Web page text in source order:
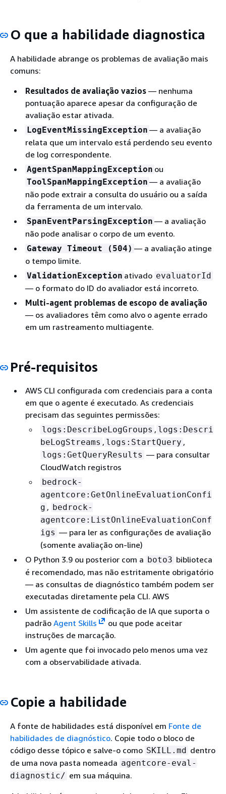
O que a habilidade diagnostica
A habilidade abrange os problemas de avaliação mais
comuns:
Resultados de avaliação vazios — nenhuma
pontuação aparece apesar da configuração de
avaliação estar ativada.
LogEventMissingException — a avaliação
relata que um intervalo está perdendo seu evento
de log correspondente.
AgentSpanMappingException ou
ToolSpanMappingException — a avaliação
não pode extrair a consulta do usuário ou a saída
da ferramenta de um intervalo.
SpanEventParsingException — a avaliação
não pode analisar o corpo de um evento.
Gateway Timeout (504) — a avaliação atinge
o tempo limite.
ValidationException ativado evaluatorId
— o formato do ID do avaliador está incorreto.
Multi-agent problemas de escopo de avaliação
— os avaliadores têm como alvo o agente errado
em um rastreamento multiagente.
Pré-requisitos
AWS CLI configurada com credenciais para a conta
em que o agente é executado. As credenciais
precisam das seguintes permissões:
logs:DescribeLogGroups , logs:Descri
beLogStreams , logs:StartQuery ,
logs:GetQueryResults — para consultar
CloudWatch registros
bedrock-
agentcore:GetOnlineEvaluationConfi
g , bedrock-
agentcore:ListOnlineEvaluationConf
igs — para ler as configurações de avaliação
(somente avaliação on-line)
O Python 3.9 ou posterior com a boto3 biblioteca
é recomendado, mas não estritamente obrigatório
— as consultas de diagnóstico também podem ser
executadas diretamente pela CLI. AWS
Um assistente de codificação de IA que suporta o
padrão Agent Skills
ou que pode aceitar
instruções de marcação.
Um agente que foi invocado pelo menos uma vez
com a observabilidade ativada.
Copie a habilidade
A fonte de habilidades está disponível em Fonte de
habilidades de diagnóstico. Copie todo o bloco de
código desse tópico e salve-o como SKILL.md dentro
de uma nova pasta nomeada agentcore-eval-
diagnostic/ em sua máquina.